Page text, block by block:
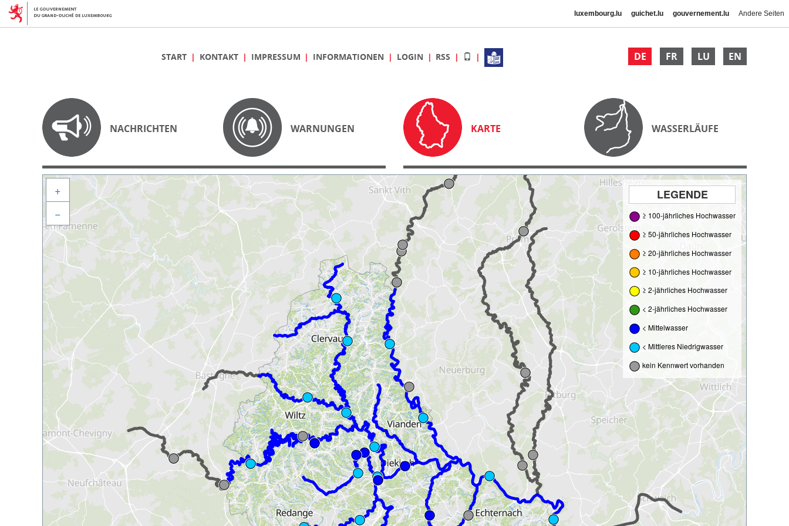
luxembourg.lu guichet.lu gouvernement.lu Andere Seiten
DE FR LU EN
START KONTAKT IMPRESSUM INFORMATIONEN LOGIN RSS
NACHRICHTEN WARNUNGEN KARTE WASSERLÄUFE
LEGENDE
≥ 100-jährliches Hochwasser
≥ 50-jährliches Hochwasser
≥ 20-jährliches Hochwasser
≥ 10-jährliches Hochwasser
≥ 2-jährliches Hochwasser
< 2-jährliches Hochwasser
< Mittelwasser
< Mittleres Niedrigwasser
kein Kennwert vorhanden
+
−